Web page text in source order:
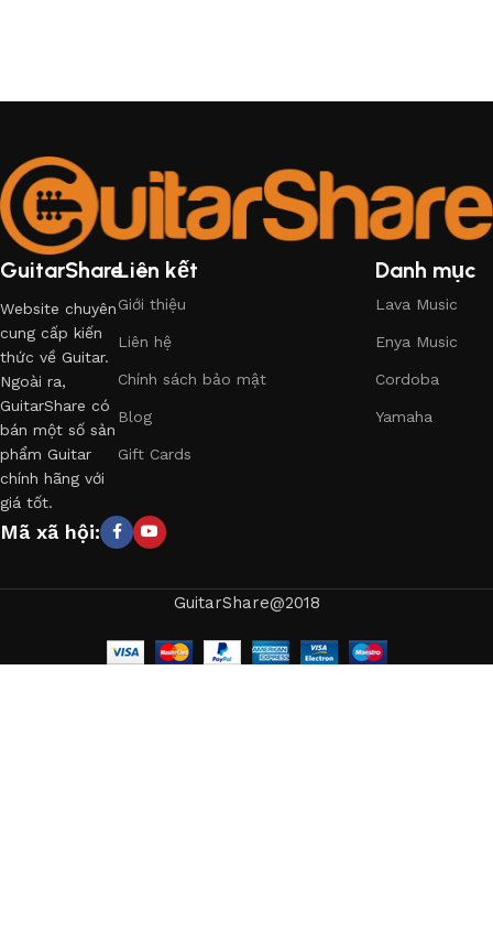
GuitarShare
Website chuyên
cung cấp kiến
thức về Guitar.
Ngoài ra,
GuitarShare có
bán một số sản
phẩm Guitar
chính hãng với
giá tốt.
Liên kết
Giới thiệu
Liên hệ
Chính sách bảo mật
Blog
Gift Cards
Danh mục
Lava Music
Enya Music
Cordoba
Yamaha
Mã xã hội:
GuitarShare@2018